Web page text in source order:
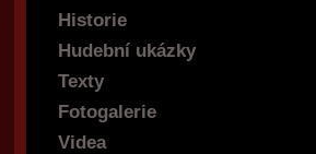
Historie
Hudební ukázky
Texty
Fotogalerie
Videa